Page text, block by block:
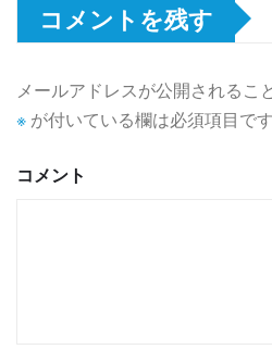
コメントを残す
メールアドレスが公開されるこ
※ が付いている欄は必須項目です
コメント